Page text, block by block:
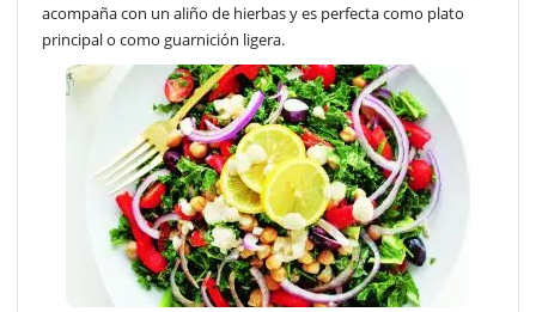
acompaña con un aliño de hierbas y es perfecta como plato
principal o como guarnición ligera.